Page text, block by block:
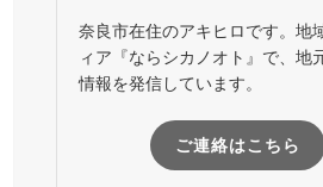
奈良市在住のアキヒロです。地
ィア『ならシカノオト』で、地
情報を発信しています。
ご連絡はこちら